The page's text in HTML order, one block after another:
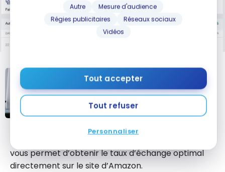
Autre
Mesure d'audience
Régies publicitaires
Réseaux sociaux
Vidéos
Tout accepter
Tout refuser
Personnaliser
sur Amazon :
est-ce une
STRATÉGIES
Magasinez avec vos points sur
Amazon : est-ce une bonne
affaire?
L’offre à durée limitée simplifie donc le processus et
vous permet d’obtenir le taux d’échange optimal
directement sur le site d’Amazon.